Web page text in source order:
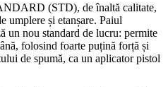
(STD), de înaltă calitate,
umplere și etanșare. Paiul
un nou standard de lucru: permite
folosind foarte puțină forță și
de spumă, ca un aplicator pistol